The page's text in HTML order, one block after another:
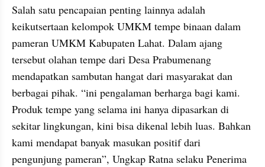
Salah satu pencapaian penting lainnya adalah
keikutsertaan kelompok UMKM tempe binaan dalam
pameran UMKM Kabupaten Lahat. Dalam ajang
tersebut olahan tempe dari Desa Prabumenang
mendapatkan sambutan hangat dari masyarakat dan
berbagai pihak. “ini pengalaman berharga bagi kami.
Produk tempe yang selama ini hanya dipasarkan di
sekitar lingkungan, kini bisa dikenal lebih luas. Bahkan
kami mendapat banyak masukan positif dari
pengunjung pameran”, Ungkap Ratna selaku Penerima